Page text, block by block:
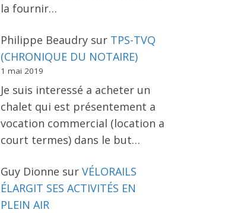
la fournir…
Philippe Beaudrysur TPS-TVQ
(CHRONIQUE DU NOTAIRE)
1 mai 2019
Je suis interessé a acheter un
chalet qui est présentement a
vocation commercial (location a
court termes) dans le but…
Guy Dionne sur VÉLORAILS
ÉLARGIT SES ACTIVITÉS EN
PLEIN AIR